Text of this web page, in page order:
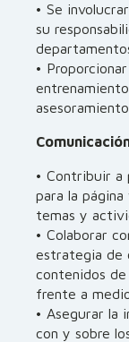
• Se
su
•
• Contribuir a
para la página
temas y
• Colaborar
estrategia de
contenidos
frente a
• Asegurar la
con y sobre